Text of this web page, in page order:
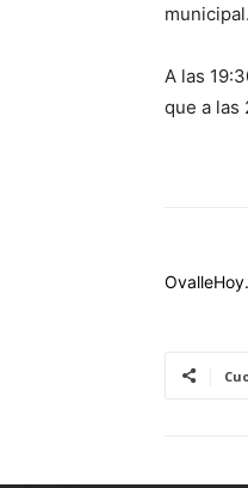
municipal.
A las
que a las